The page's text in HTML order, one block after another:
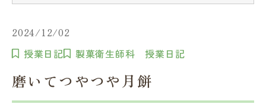
2024/12/02
授業日記 製菓衛生師科 授業日記
磨いてつやつや月餅